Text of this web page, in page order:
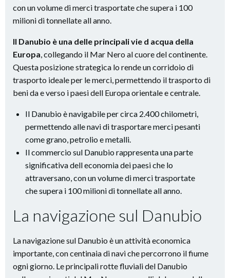
con un volume di merci trasportate che supera i 100
milioni di tonnellate all anno.
Il Danubio è una delle principali vie d acqua della
Europa, collegando il Mar Nero al cuore del continente.
Questa posizione strategica lo rende un corridoio di
trasporto ideale per le merci, permettendo il trasporto di
beni da e verso i paesi dell Europa orientale e centrale.
Il Danubio è navigabile per circa 2.400 chilometri,
permettendo alle navi di trasportare merci pesanti
come grano, petrolio e metalli.
Il commercio sul Danubio rappresenta una parte
significativa dell economia dei paesi che lo
attraversano, con un volume di merci trasportate
che supera i 100 milioni di tonnellate all anno.
La navigazione sul Danubio
La navigazione sul Danubio è un attività economica
importante, con centinaia di navi che percorrono il fiume
ogni giorno. Le principali rotte fluviali del Danubio